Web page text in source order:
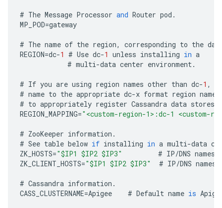
# The Message Processor and Router pod .
MP_POD=gateway
# The name of the region, corresponding to the
REGION=dc-1 # Use dc-1 unless installing in a
# multi-data center environment.
# If you are using region names other than dc-1 ,
# name to the appropriate dc-x format region name
# to appropriately register Cassandra data stores
REGION_MAPPING="<custom-region-1>:dc-1 <custom-
# ZooKeeper information .
# See table below if installing in a multi-data
ZK_HOSTS="$IP1 $IP2 $IP3" # IP/DNS names
ZK_CLIENT_HOSTS="$IP1 $IP2 $IP3" # IP/DNS names
# Cassandra information .
CASS_CLUSTERNAME=Apigee # Default name is